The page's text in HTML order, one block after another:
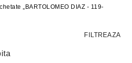
„BARTOLOMEO DIAZ - 119-
FILTREAZA